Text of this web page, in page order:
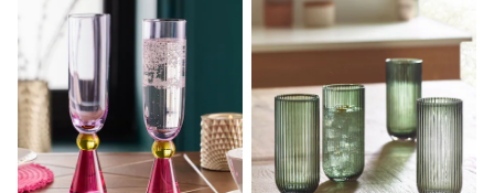
All Clothing
Coats & Jackets
Dresses
Dungarees
Jeans
Jumpsuits & Playsuits
Knitwear
Nightwear & Pyjamas
Loungewear